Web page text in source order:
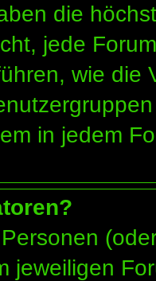
die
jede
wie die
in jedem
jeweiligen